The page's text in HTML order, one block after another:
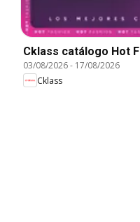
Cklass catálogo Hot
03/08/2026- 17/08/2026
Cklass